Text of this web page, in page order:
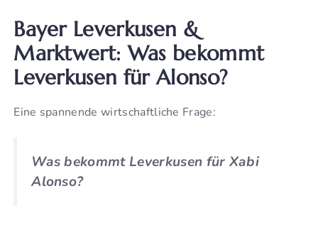
Bayer Leverkusen &
Marktwert: Was bekommt
Leverkusen für Alonso?
Eine spannende wirtschaftliche Frage:
Was bekommt Leverkusen für Xabi
Alonso?